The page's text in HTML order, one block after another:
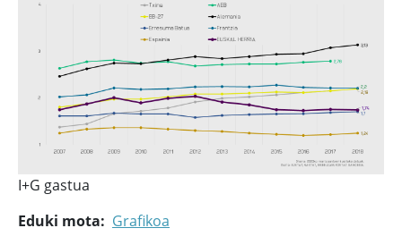
I+G gastua
Eduki mota
Grafikoa